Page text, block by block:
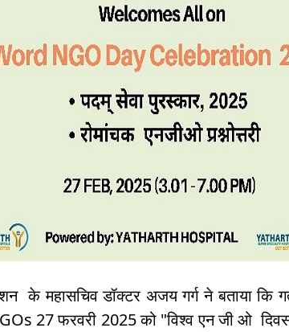
के महासचिव डॉक्टर अजय गर्ग ने बताया कि गत
27 फरवरी 2025 को "विश्व एन जी ओ